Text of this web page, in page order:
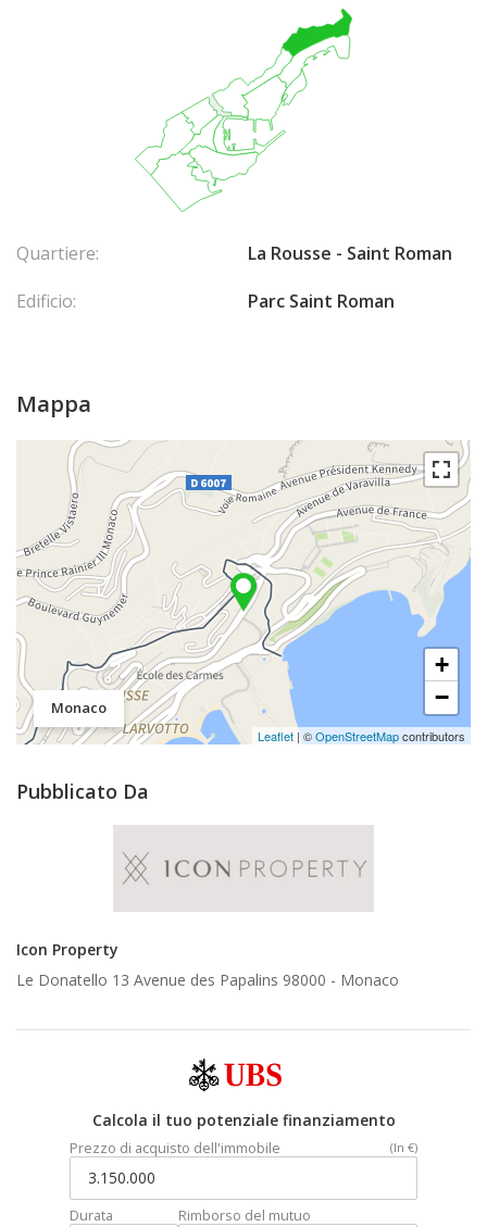
Quartiere:
La Rousse - Saint Roman
Edificio:
Parc Saint Roman
Mappa
Monaco
+
−
Leaflet | ©OpenStreetMapcontributors
Pubblicato Da
Icon Property
Le Donatello 13 Avenue des Papalins 98000 - Monaco
Calcola il tuo potenziale finanziamento
Prezzo di acquisto dell'immobile (In €)
Durata
Rimborso del mutuo